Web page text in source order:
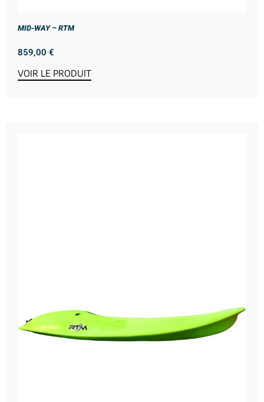
MID-WAY – RTM
859,00 €
VOIR LE PRODUIT